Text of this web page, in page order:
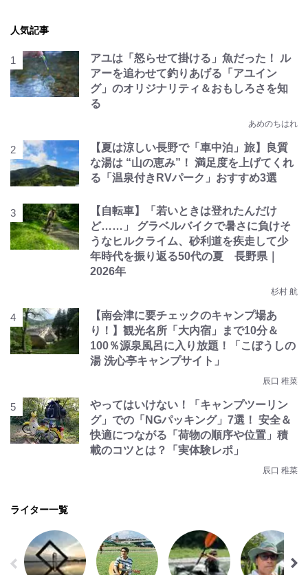
人気記事
アユは「怒らせて掛ける」魚だった！ ル
アーを追わせて釣りあげる「アユイン
グ」のオリジナリティ＆おもしろさを知
る
あめのちはれ
【夏は涼しい長野で「車中泊」旅】良質
な湯は “山の恵み”！ 満足度を上げてくれ
る「温泉付きRVパーク」おすすめ3選
【自転車】「若いときは登れたんだけ
ど……」 グラベルバイクで暑さに負けそ
うなヒルクライム、砂利道を疾走して少
年時代を振り返る50代の夏 長野県｜
2026年
杉村 航
【南会津に要チェックのキャンプ場あ
り！】観光名所「大内宿」まで10分＆
100％源泉風呂に入り放題！「こぼうしの
湯 洗心亭キャンプサイト」
辰口 稚菜
やってはいけない！「キャンプツーリン
グ」での「NGパッキング」7選！ 安全＆
快適につながる「荷物の順序や位置」積
載のコツとは？「実体験レポ」
辰口 稚菜
ライター一覧